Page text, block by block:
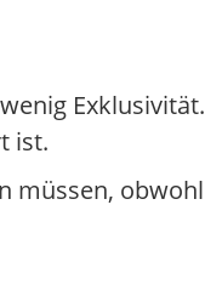
Exklusivität.
ist.
müssen, obwohl